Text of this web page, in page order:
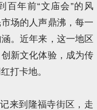
百年前“文庙会”的风
场的人声鼎沸，每一
。近年来，这一地区
新文化体验，成为传
打卡地。
来到隆福寺街区，走